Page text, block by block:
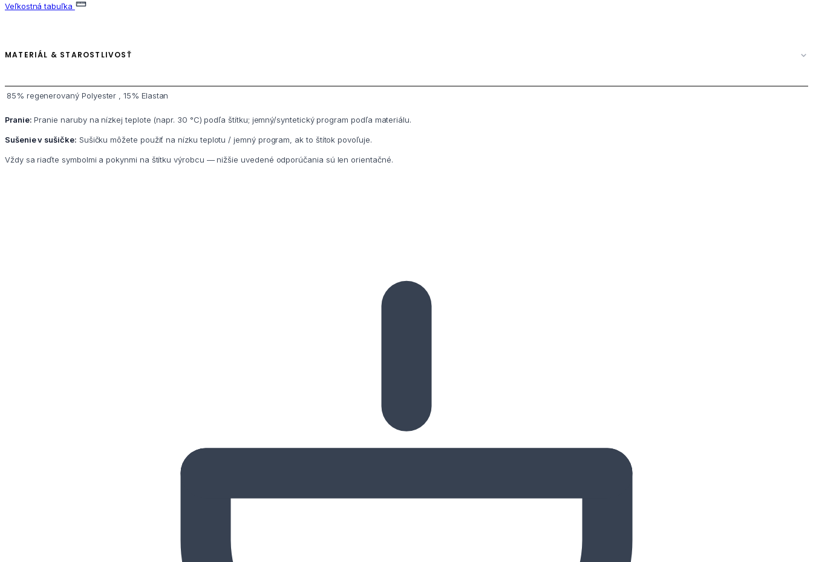
Veľkostná tabuľka
MATERIÁL & STAROSTLIVOSŤ
85% regenerovaný Polyester , 15% Elastan
Pranie: Pranie naruby na nízkej teplote (napr. 30 °C) podľa štítku; jemný/syntetický program podľa materiálu.
Sušenie v sušičke: Sušičku môžete použiť na nízku teplotu / jemný program, ak to štítok povoľuje.
Vždy sa riaďte symbolmi a pokynmi na štítku výrobcu — nižšie uvedené odporúčania sú len orientačné.